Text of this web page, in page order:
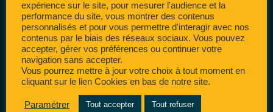
expérience sur le site, pour mesurer l'audience et la
performance du site, vous montrer des contenus
personnalisés et pour vous permettre d'interagir avec nos
contenus par le biais des réseaux sociaux. Vous pouvez
accepter, gérer vos préférences ou continuer votre
navigation sans accepter.
Vous pourrez mettre à jour votre choix à tout moment en
cliquant sur le lien Cookies en bas de notre site.
Paramétrer Tout accepter Tout refuser